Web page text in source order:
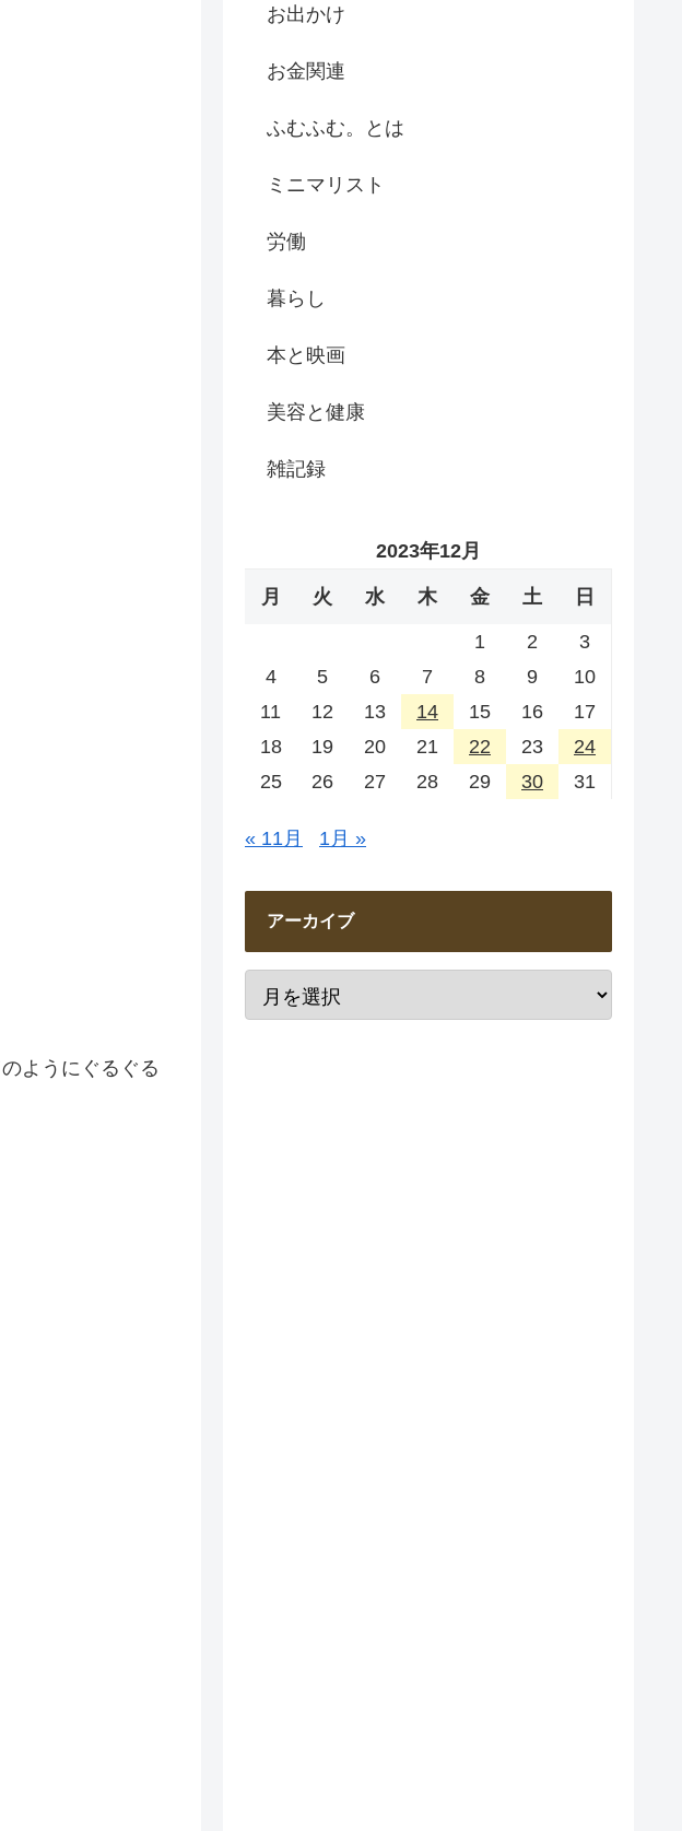
ようにぐるぐる
お出かけ
お金関連
ふむふむ。とは
ミニマリスト
労働
暮らし
本と映画
美容と健康
雑記録
2023年12月
月 火 水 木 金 土 日
1 2
3
4
5 6 7 8 9
10
11
12 13 14 15 16
17
18
19 20 21 22 23
24
25
26 27 28 29 30 31
« 11月 1月 »
アーカイブ